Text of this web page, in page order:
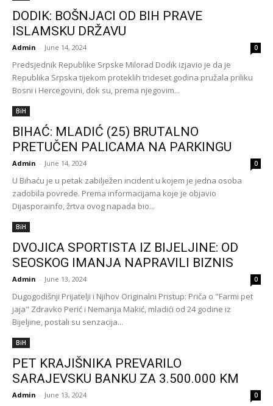
DODIK: BOŠNJACI OD BIH PRAVE
ISLAMSKU DRŽAVU
Admin - June 14, 2024 0
Predsjednik Republike Srpske Milorad Dodik izjavio je da je
Republika Srpska tijekom proteklih trideset godina pružala priliku
Bosni i Hercegovini, dok su, prema njegovim...
BiH
BIHAĆ: MLADIĆ (25) BRUTALNO
PRETUČEN PALICAMA NA PARKINGU
Admin - June 14, 2024 0
U Bihaću je u petak zabilježen incident u kojem je jedna osoba
zadobila povrede. Prema informacijama koje je objavio
Dijasporainfo, žrtva ovog napada bio...
BiH
DVOJICA SPORTISTA IZ BIJELJINE: OD
SEOSKOG IMANJA NAPRAVILI BIZNIS
Admin - June 13, 2024 0
Dugogodišnji Prijatelji i Njihov Originalni Pristup: Priča o "Farmi pet
jaja" Zdravko Perić i Nemanja Makić, mladići od 24 godine iz
Bijeljine, postali su senzacija...
BiH
PET KRAJIŠNIKA PREVARILO
SARAJEVSKU BANKU ZA 3.500.000 KM
Admin - June 13, 2024 0